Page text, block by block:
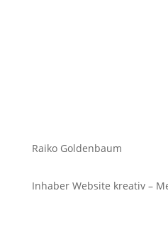
Raiko Goldenbaum
Inhaber Website kreativ –